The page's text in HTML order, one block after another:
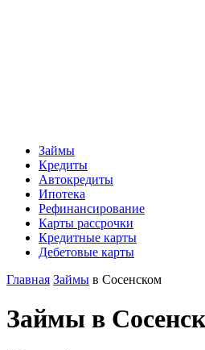
Займы
Кредиты
Автокредиты
Ипотека
Рефинансирование
Карты рассрочки
Кредитные карты
Дебетовые карты
Главная Займы в Сосенском
Займы в